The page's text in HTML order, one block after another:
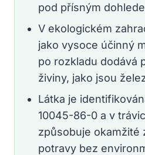
pod přísným
V ekologickém
jako vysoce účinný
po rozkladu dodává
živiny, jako jsou
Látka je
10045-86-0 a v
způsobuje okamžité
potravy bez